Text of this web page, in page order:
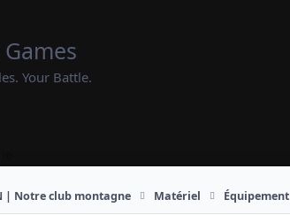
Games
Your Battle.
| Notre club montagne Matériel Équipement